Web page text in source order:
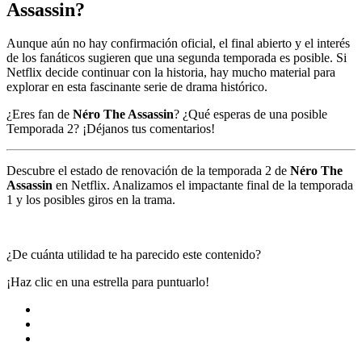
Assassin?
Aunque aún no hay confirmación oficial, el final abierto y el interés
de los fanáticos sugieren que una segunda temporada es posible. Si
Netflix decide continuar con la historia, hay mucho material para
explorar en esta fascinante serie de drama histórico.
¿Eres fan de Néro The Assassin? ¿Qué esperas de una posible
Temporada 2? ¡Déjanos tus comentarios!
Descubre el estado de renovación de la temporada 2 de Néro The
Assassin en Netflix. Analizamos el impactante final de la temporada
1 y los posibles giros en la trama.
¿De cuánta utilidad te ha parecido este contenido?
¡Haz clic en una estrella para puntuarlo!